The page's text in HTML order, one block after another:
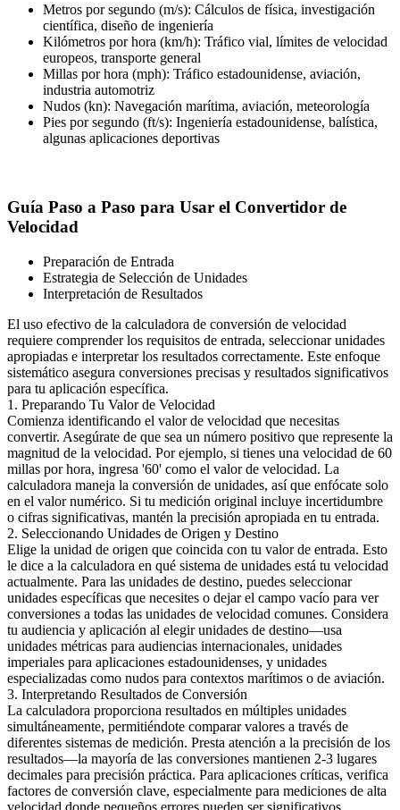
Metros por segundo (m/s): Cálculos de física, investigación
científica, diseño de ingeniería
Kilómetros por hora (km/h): Tráfico vial, límites de velocidad
europeos, transporte general
Millas por hora (mph): Tráfico estadounidense, aviación,
industria automotriz
Nudos (kn): Navegación marítima, aviación, meteorología
Pies por segundo (ft/s): Ingeniería estadounidense, balística,
algunas aplicaciones deportivas
Guía Paso a Paso para Usar el Convertidor de
Velocidad
Preparación de Entrada
Estrategia de Selección de Unidades
Interpretación de Resultados
El uso efectivo de la calculadora de conversión de velocidad
requiere comprender los requisitos de entrada, seleccionar unidades
apropiadas e interpretar los resultados correctamente. Este enfoque
sistemático asegura conversiones precisas y resultados significativos
para tu aplicación específica.
1. Preparando Tu Valor de Velocidad
Comienza identificando el valor de velocidad que necesitas
convertir. Asegúrate de que sea un número positivo que represente la
magnitud de la velocidad. Por ejemplo, si tienes una velocidad de 60
millas por hora, ingresa '60' como el valor de velocidad. La
calculadora maneja la conversión de unidades, así que enfócate solo
en el valor numérico. Si tu medición original incluye incertidumbre
o cifras significativas, mantén la precisión apropiada en tu entrada.
2. Seleccionando Unidades de Origen y Destino
Elige la unidad de origen que coincida con tu valor de entrada. Esto
le dice a la calculadora en qué sistema de unidades está tu velocidad
actualmente. Para las unidades de destino, puedes seleccionar
unidades específicas que necesites o dejar el campo vacío para ver
conversiones a todas las unidades de velocidad comunes. Considera
tu audiencia y aplicación al elegir unidades de destino—usa
unidades métricas para audiencias internacionales, unidades
imperiales para aplicaciones estadounidenses, y unidades
especializadas como nudos para contextos marítimos o de aviación.
3. Interpretando Resultados de Conversión
La calculadora proporciona resultados en múltiples unidades
simultáneamente, permitiéndote comparar valores a través de
diferentes sistemas de medición. Presta atención a la precisión de los
resultados—la mayoría de las conversiones mantienen 2-3 lugares
decimales para precisión práctica. Para aplicaciones críticas, verifica
factores de conversión clave, especialmente para mediciones de alta
velocidad donde pequeños errores pueden ser significativos.